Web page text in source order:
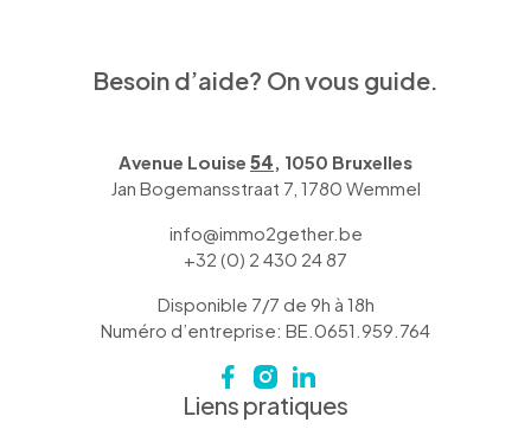
Besoin d’aide? On vous guide.
Avenue Louise 54 , 1050 Bruxelles
Jan Bogemansstraat 7, 1780 Wemmel
info@immo2gether.be
+32 (0) 2 430 24 87
Disponible 7/7 de 9h à 18h
Numéro d’entreprise: BE.0651.959.764
Liens pratiques